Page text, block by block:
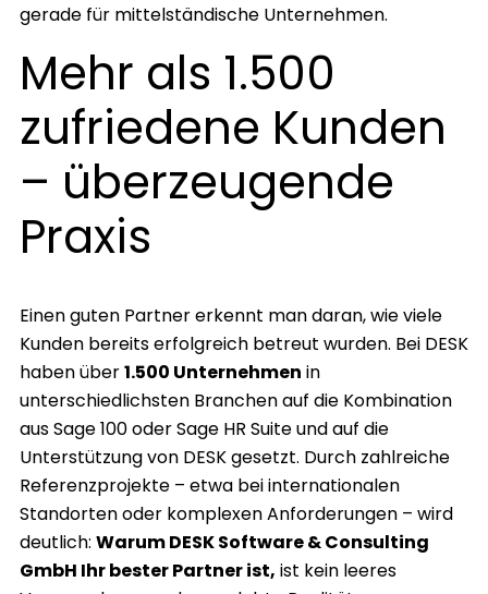
gerade für mittelständische Unternehmen.
Mehr als 1.500
zufriedene Kunden
– überzeugende
Praxis
Einen guten Partner erkennt man daran, wie viele
Kunden bereits erfolgreich betreut wurden. Bei DESK
haben über1.500 Unternehmen in
unterschiedlichsten Branchen auf die Kombination
aus Sage 100 oder Sage HR Suite und auf die
Unterstützung von DESK gesetzt. Durch zahlreiche
Referenzprojekte – etwa bei internationalen
Standorten oder komplexen Anforderungen – wird
deutlich: Warum DESK Software & Consulting
GmbH Ihr bester Partner ist, ist kein leeres